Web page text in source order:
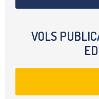
VOLS